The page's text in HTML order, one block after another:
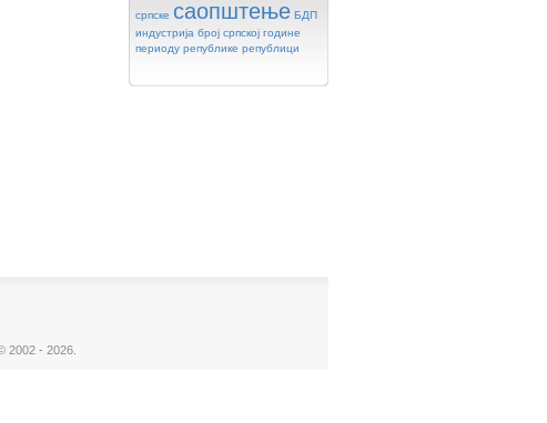
српске саопштење БДП
индустрија број српској године
периоду републике републици
2002 - 2026.